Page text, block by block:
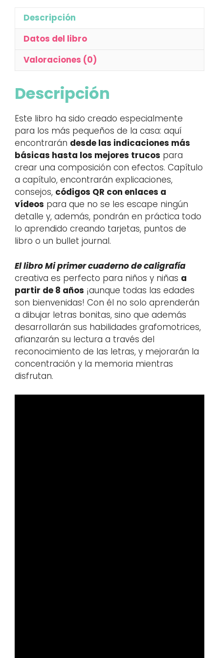
Descripción
Datos del libro
Valoraciones (0)
Descripción
Este libro ha sido creado especialmente
para los más pequeños de la casa: aquí
encontrarán desde las indicaciones más
básicas hasta los mejores trucos para
crear una composición con efectos. Capítulo
a capítulo, encontrarán explicaciones,
consejos, códigos QR con enlaces a
vídeos para que no se les escape ningún
detalle y, además, pondrán en práctica todo
lo aprendido creando tarjetas, puntos de
libro o un bullet journal.
El libro Mi primer cuaderno de caligrafía
creativa es perfecto para niños y niñas a
partir de 8 años ¡aunque todas las edades
son bienvenidas! Con él no solo aprenderán
a dibujar letras bonitas, sino que además
desarrollarán sus habilidades grafomotrices,
afianzarán su lectura a través del
reconocimiento de las letras, y mejorarán la
concentración y la memoria mientras
disfrutan.